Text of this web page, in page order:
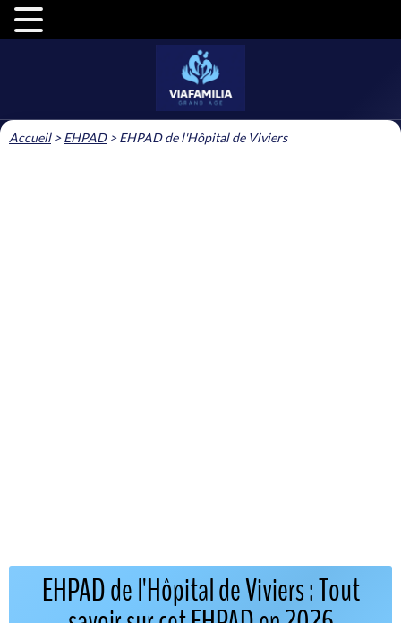
Accueil>EHPAD>EHPAD de l'Hôpital de Viviers
EHPAD de l'Hôpital de Viviers : Tout